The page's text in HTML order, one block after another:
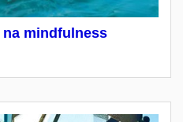
na mindfulness